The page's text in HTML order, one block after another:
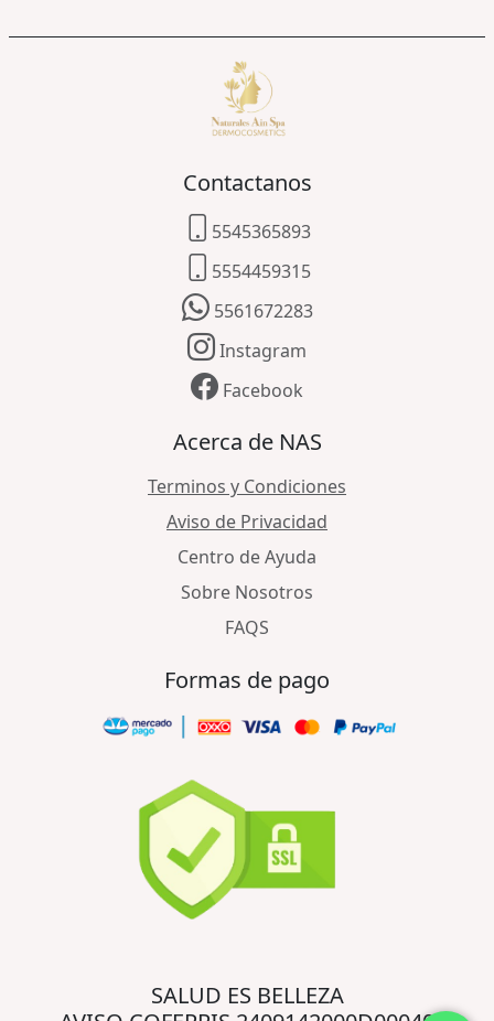
Contactanos
5545365893
5554459315
5561672283
Instagram
Facebook
Acerca de NAS
Terminos y Condiciones
Aviso de Privacidad
Centro de Ayuda
Sobre Nosotros
FAQS
Formas de pago
SALUD ES BELLEZA